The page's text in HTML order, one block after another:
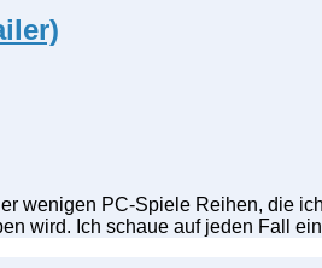
wenigen PC-Spiele Reihen, die
wird. Ich schaue auf jeden Fall